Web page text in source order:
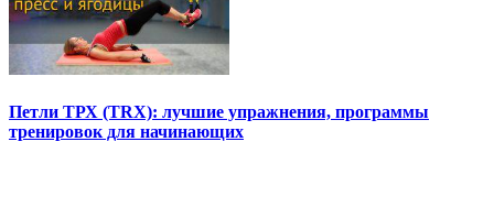
Петли ТРХ (TRX): лучшие упражнения, программы
тренировок для начинающих